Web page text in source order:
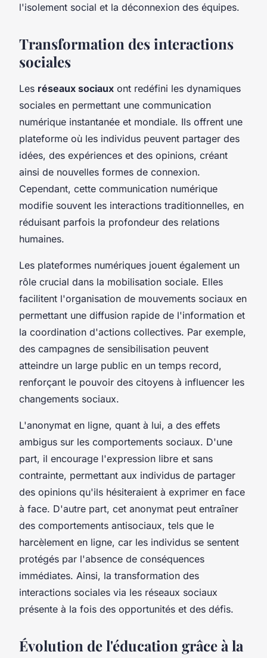
l'isolement social et la déconnexion des équipes.
Transformation des interactions
sociales
Les réseaux sociaux ont redéfini les dynamiques
sociales en permettant une communication
numérique instantanée et mondiale. Ils offrent une
plateforme où les individus peuvent partager des
idées, des expériences et des opinions, créant
ainsi de nouvelles formes de connexion.
Cependant, cette communication numérique
modifie souvent les interactions traditionnelles, en
réduisant parfois la profondeur des relations
humaines.
Les plateformes numériques jouent également un
rôle crucial dans la mobilisation sociale. Elles
facilitent l'organisation de mouvements sociaux en
permettant une diffusion rapide de l'information et
la coordination d'actions collectives. Par exemple,
des campagnes de sensibilisation peuvent
atteindre un large public en un temps record,
renforçant le pouvoir des citoyens à influencer les
changements sociaux.
L'anonymat en ligne, quant à lui, a des effets
ambigus sur les comportements sociaux. D'une
part, il encourage l'expression libre et sans
contrainte, permettant aux individus de partager
des opinions qu'ils hésiteraient à exprimer en face
à face. D'autre part, cet anonymat peut entraîner
des comportements antisociaux, tels que le
harcèlement en ligne, car les individus se sentent
protégés par l'absence de conséquences
immédiates. Ainsi, la transformation des
interactions sociales via les réseaux sociaux
présente à la fois des opportunités et des défis.
Évolution de l'éducation grâce à la